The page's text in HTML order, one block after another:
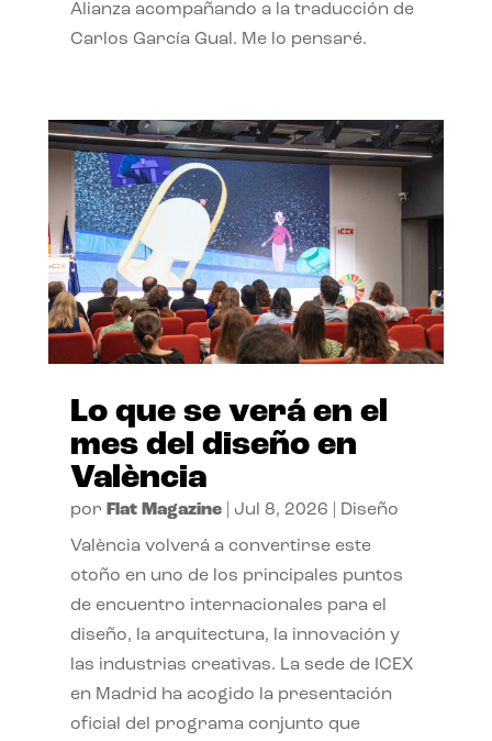
Alianza acompañando a la traducción de
Carlos García Gual. Me lo pensaré.
Lo que se verá en el
mes del diseño en
València
por Flat Magazine| Jul 8, 2026 Diseño
València volverá a convertirse este
otoño en uno de los principales puntos
de encuentro internacionales para el
diseño, la arquitectura, la innovación y
las industrias creativas. La sede de ICEX
en Madrid ha acogido la presentación
oficial del programa conjunto que